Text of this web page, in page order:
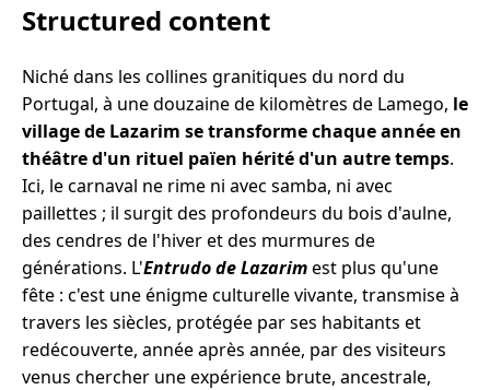
Structured content
Niché dans les collines granitiques du nord du
Portugal, à une douzaine de kilomètres de Lamego, le
village de Lazarim se transforme chaque année en
théâtre d'un rituel païen hérité d'un autre temps.
Ici, le carnaval ne rime ni avec samba, ni avec
paillettes ; il surgit des profondeurs du bois d'aulne,
des cendres de l'hiver et des murmures de
générations. L'Entrudo de Lazarimest plus qu'une
fête : c'est une énigme culturelle vivante, transmise à
travers les siècles, protégée par ses habitants et
redécouverte, année après année, par des visiteurs
venus chercher une expérience brute, ancestrale,